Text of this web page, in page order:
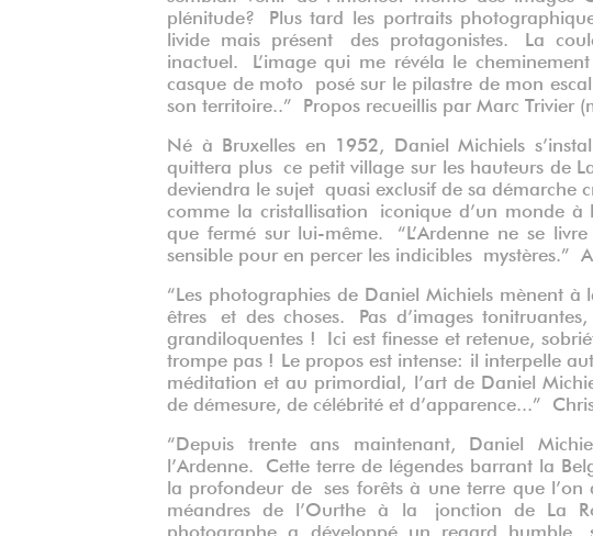
plénitude? Plus tard les portraits
livide mais présent des protagonistes. La
inactuel. L’image qui me révéla le
casque de moto posé sur le pilastre de mon
son territoire..” Propos recueillis par Marc Trivier
Né à Bruxelles en 1952, Daniel Michiels
quittera plus ce petit village sur les hauteurs de
deviendra le sujet quasi exclusif de sa démarche
comme la cristallisation iconique d’un monde à
que fermé sur lui-même. “L’Ardenne ne se
sensible pour en percer les indicibles mystères.”
“Les photographies de Daniel Michiels mènent à
êtres et des choses. Pas d’images
grandiloquentes ! Ici est finesse et retenue,
trompe pas ! Le propos est intense: il interpelle
méditation et au primordial, l’art de Daniel
de démesure, de célébrité et d’apparence...”
“Depuis trente ans maintenant, Daniel
l’Ardenne. Cette terre de légendes barrant la
la profondeur de ses forêts à une terre que l’on
méandres de l’Ourthe à la jonction de La
photographe a développé un regard humble